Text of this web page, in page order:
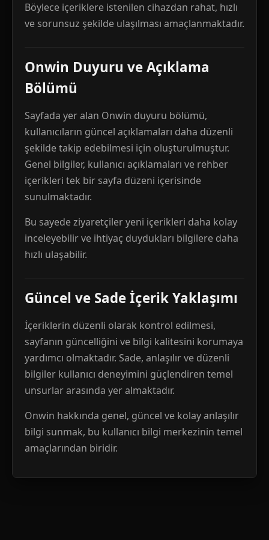
Böylece içeriklere istenilen cihazdan rahat, hızlı
ve sorunsuz şekilde ulaşılması amaçlanmaktadır.
Onwin Duyuru ve Açıklama
Bölümü
Sayfada yer alan Onwin duyuru bölümü,
kullanıcıların güncel açıklamaları daha düzenli
şekilde takip edebilmesi için oluşturulmuştur.
Genel bilgiler, kullanıcı açıklamaları ve rehber
içerikleri tek bir sayfa düzeni içerisinde
sunulmaktadır.
Bu sayede ziyaretçiler yeni içerikleri daha kolay
inceleyebilir ve ihtiyaç duydukları bilgilere daha
hızlı ulaşabilir.
Güncel ve Sade İçerik Yaklaşımı
İçeriklerin düzenli olarak kontrol edilmesi,
sayfanın güncelliğini ve bilgi kalitesini korumaya
yardımcı olmaktadır. Sade, anlaşılır ve düzenli
bilgiler kullanıcı deneyimini güçlendiren temel
unsurlar arasında yer almaktadır.
Onwin hakkında genel, güncel ve kolay anlaşılır
bilgi sunmak, bu kullanıcı bilgi merkezinin temel
amaçlarından biridir.